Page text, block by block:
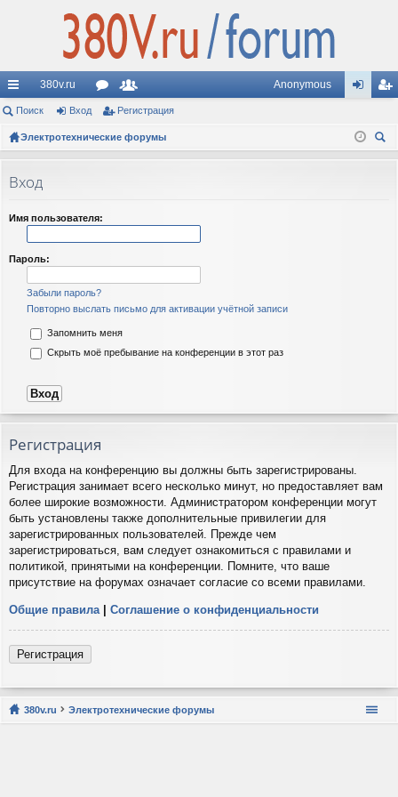
с
ы
и
380v.ru
ор
ум
ол
ьз
и
Anonymous
д ис
Поиск Вход Регистрация
Электротехнические форумы
Вход
Имя пользователя:
Пароль:
Забыли пароль?
Повторно выслать письмо для активации учётной записи
Запомнить меня
Скрыть моё пребывание на конференции в этот раз
Регистрация
Для входа на конференцию вы должны быть зарегистрированы.
Регистрация занимает всего несколько минут, но предоставляет вам
более широкие возможности. Администратором конференции могут
быть установлены также дополнительные привилегии для
зарегистрированных пользователей. Прежде чем
зарегистрироваться, вам следует ознакомиться с правилами и
политикой, принятыми на конференции. Помните, что ваше
присутствие на форумах означает согласие со всеми правилами.
Общие правила | Соглашение о конфиденциальности
Регистрация
380v.ru Электротехнические форумы